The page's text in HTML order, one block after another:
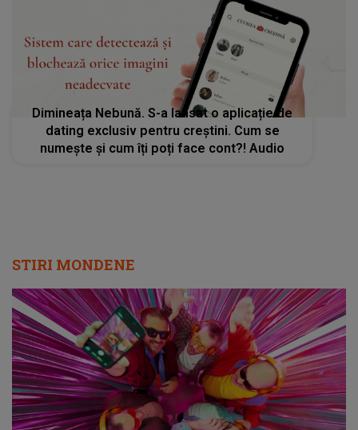
Dimineața Nebună. S-a lansat o aplicație de
dating exclusiv pentru creștini. Cum se
numește și cum îți poți face cont?! Audio
STIRI MONDENE